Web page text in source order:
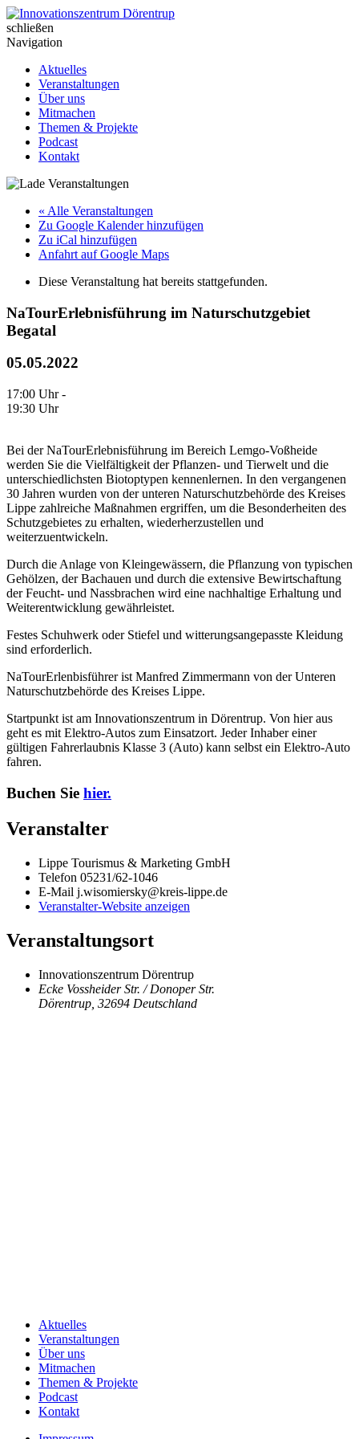
Skip
to
content
Innovationszentrum Dörentrup
schließen
Navigation
Aktuelles
Veranstaltungen
Über uns
Mitmachen
Themen & Projekte
Podcast
Kontakt
« Alle Veranstaltungen
Zu Google Kalender hinzufügen
Zu iCal hinzufügen
Anfahrt auf Google Maps
Diese Veranstaltung hat bereits stattgefunden.
NaTourErlebnisführung im Naturschutzgebiet
Begatal
05.05.2022
17:00 Uhr -
19:30 Uhr
Bei der NaTourErlebnisführung im Bereich Lemgo-Voßheide
werden Sie die Vielfältigkeit der Pflanzen- und Tierwelt und die
unterschiedlichsten Biotoptypen kennenlernen. In den vergangenen
30 Jahren wurden von der unteren Naturschutzbehörde des Kreises
Lippe zahlreiche Maßnahmen ergriffen, um die Besonderheiten des
Schutzgebietes zu erhalten, wiederherzustellen und
weiterzuentwickeln.
Durch die Anlage von Kleingewässern, die Pflanzung von typischen
Gehölzen, der Bachauen und durch die extensive Bewirtschaftung
der Feucht- und Nassbrachen wird eine nachhaltige Erhaltung und
Weiterentwicklung gewährleistet.
Festes Schuhwerk oder Stiefel und witterungsangepasste Kleidung
sind erforderlich.
NaTourErlenbisführer ist Manfred Zimmermann von der Unteren
Naturschutzbehörde des Kreises Lippe.
Startpunkt ist am Innovationszentrum in Dörentrup. Von hier aus
geht es mit Elektro-Autos zum Einsatzort. Jeder Inhaber einer
gültigen Fahrerlaubnis Klasse 3 (Auto) kann selbst ein Elektro-Auto
fahren.
Buchen Sie hier.
Veranstalter
Lippe Tourismus & Marketing GmbH
Telefon 05231/62-1046
E-Mail j.wisomiersky@kreis-lippe.de
Veranstalter-Website anzeigen
Veranstaltungsort
Innovationszentrum Dörentrup
Ecke Vossheider Str. / Donoper Str.
Dörentrup 32694 Deutschland
Aktuelles
Veranstaltungen
Über uns
Mitmachen
Themen & Projekte
Podcast
Kontakt